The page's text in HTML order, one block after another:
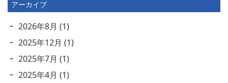
アーカイブ
2026年8月 (1)
2025年12月 (1)
2025年7月 (1)
2025年4月 (1)